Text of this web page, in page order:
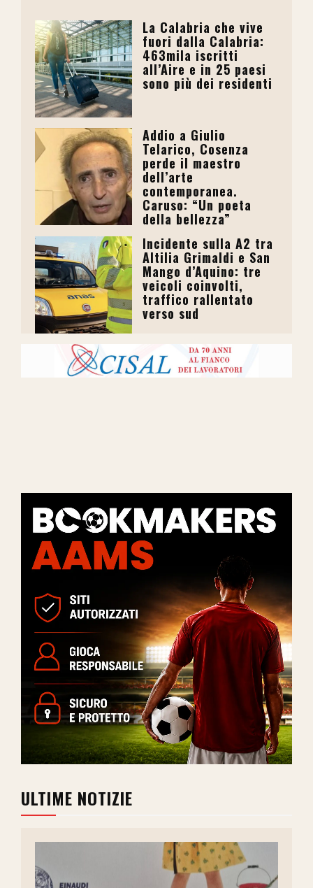
La Calabria che vive
fuori dalla Calabria:
463mila iscritti
all’Aire e in 25 paesi
sono più dei residenti
Addio a Giulio
Telarico, Cosenza
perde il maestro
dell’arte
contemporanea.
Caruso: “Un poeta
della bellezza”
Incidente sulla A2 tra
Altilia Grimaldi e San
Mango d’Aquino: tre
veicoli coinvolti,
traffico rallentato
verso sud
ULTIME NOTIZIE